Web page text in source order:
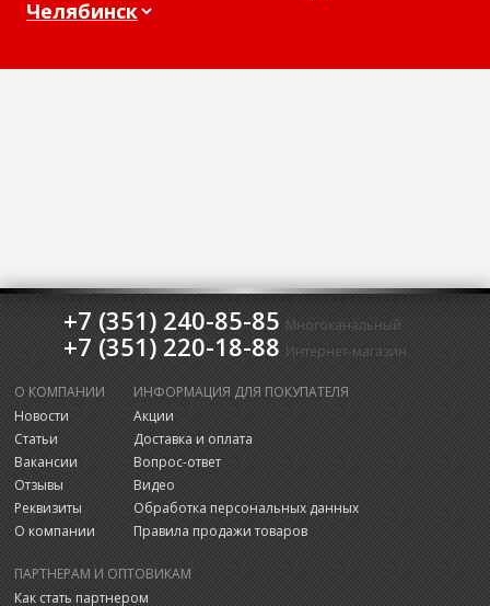
+7 (351) 240-85-85 Многоканальный
+7 (351) 220-18-88 Интернет-магазин
О КОМПАНИИ
Новости
Статьи
Вакансии
Отзывы
Реквизиты
О компании
ИНФОРМАЦИЯ ДЛЯ ПОКУПАТЕЛЯ
Акции
Доставка и оплата
Вопрос-ответ
Видео
Обработка персональных данных
Правила продажи товаров
ПАРТНЕРАМ И ОПТОВИКАМ
Как стать партнером